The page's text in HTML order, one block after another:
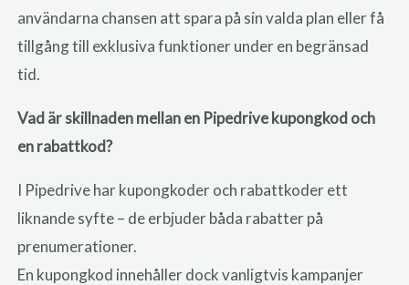
användarna chansen att spara på sin valda plan eller få
tillgång till exklusiva funktioner under en begränsad
tid.
Vad är skillnaden mellan en Pipedrive kupongkod och
en rabattkod?
I Pipedrive har kupongkoder och rabattkoder ett
liknande syfte – de erbjuder båda rabatter på
prenumerationer.
En kupongkod innehåller dock vanligtvis kampanjer